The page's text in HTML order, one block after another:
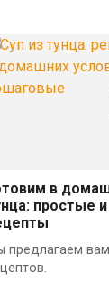
в
простые
предлагаем